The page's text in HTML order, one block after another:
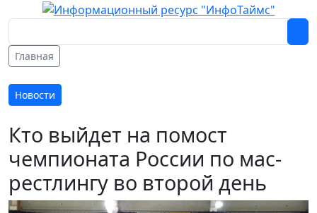
Главная
Новости
Кто выйдет на помост
чемпионата России по мас-
рестлингу во второй день